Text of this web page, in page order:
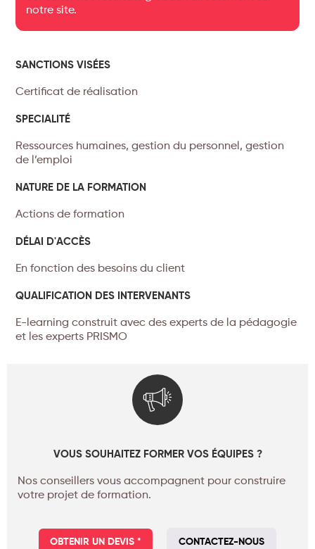
notre site.
SANCTIONS VISÉES
Certificat de réalisation
SPECIALITÉ
Ressources humaines, gestion du personnel, gestion
de l’emploi
NATURE DE LA FORMATION
Actions de formation
DÉLAI D'ACCÈS
En fonction des besoins du client
QUALIFICATION DES INTERVENANTS
E-learning construit avec des experts de la pédagogie
et les experts PRISMO
VOUS SOUHAITEZ FORMER VOS ÉQUIPES ?
Nos conseillers vous accompagnent pour construire
votre projet de formation.
OBTENIR UN DEVIS * CONTACTEZ-NOUS